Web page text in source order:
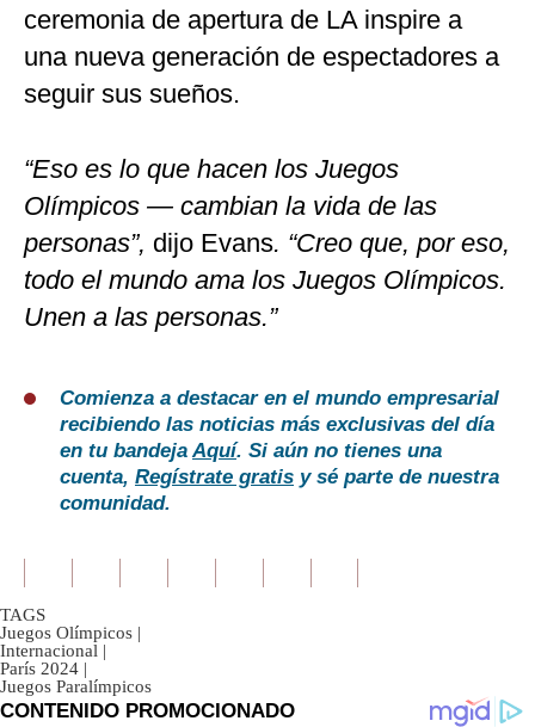
ceremonia de apertura de LA inspire a
una nueva generación de espectadores a
seguir sus sueños.
“Eso es lo que hacen los Juegos
Olímpicos — cambian la vida de las
personas”, dijo Evans. “Creo que, por eso,
todo el mundo ama los Juegos Olímpicos.
Unen a las personas.”
Comienza a destacar en el mundo empresarial
recibiendo las noticias más exclusivas del día
en tu bandejaAquí. Si aún no tienes una
cuenta, Regístrate gratis y sé parte de nuestra
comunidad.
TAGS
Juegos Olímpicos |
Internacional |
París 2024 |
Juegos Paralímpicos